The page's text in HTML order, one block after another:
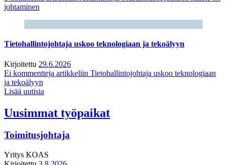
johtaminen
Tietohallintojohtaja uskoo teknologiaan ja tekoälyyn
Kirjoitettu 29.6.2026
Ei kommentteja artikkeliin Tietohallintojohtaja uskoo teknologiaan
ja tekoälyyn
Lisää uutisia
Uusimmat työpaikat
Toimitusjohtaja
Yritys KOAS